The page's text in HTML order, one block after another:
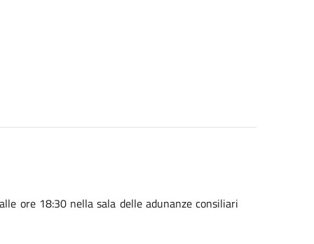
ore 18:30 nella sala delle adunanze consiliari